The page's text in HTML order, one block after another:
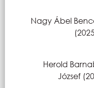
Nagy Ábel
Herold
József